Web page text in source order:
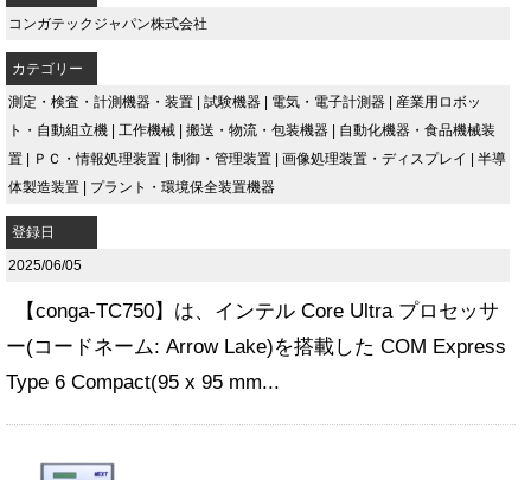
コンガテックジャパン株式会社
カテゴリー
測定・検査・計測機器・装置 | 試験機器 | 電気・電子計測器 | 産業用ロボッ
ト・自動組立機 | 工作機械 | 搬送・物流・包装機器 | 自動化機器・食品機械装
置 | ＰＣ・情報処理装置 | 制御・管理装置 | 画像処理装置・ディスプレイ | 半導
体製造装置 | プラント・環境保全装置機器
登録日
2025/06/05
【conga-TC750】は、インテル Core Ultra プロセッサ
ー(コードネーム: Arrow Lake)を搭載した COM Express
Type 6 Compact(95 x 95 mm...